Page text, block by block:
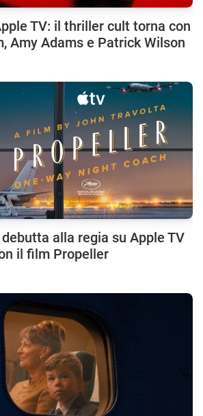
TV: il thriller cult torna con
Amy Adams e Patrick Wilson
alla regia su Apple TV
il film Propeller